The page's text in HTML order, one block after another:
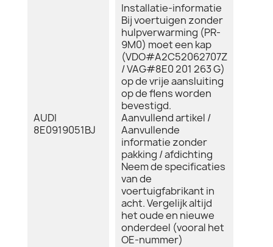
AUDI
8E0919051BJ
Installatie-informatie
Bij voertuigen zonder
hulpverwarming (PR-
9M0) moet een kap
(VDO#A2C52062707Z
/ VAG#8E0 201 263 G)
op de vrije aansluiting
op de flens worden
bevestigd.
Aanvullend artikel /
Aanvullende
informatie zonder
pakking / afdichting
Neem de specificaties
van de
voertuigfabrikant in
acht. Vergelijk altijd
het oude en nieuwe
onderdeel (vooral het
OE-nummer)